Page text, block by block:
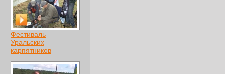
Фестиваль
Уральских
карпятников